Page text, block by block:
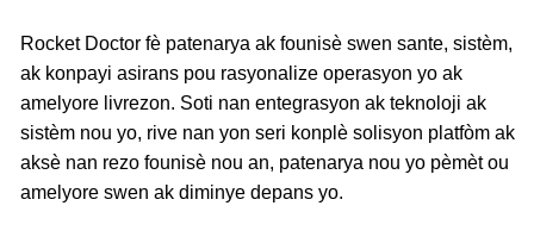
Rocket Doctor fè patenarya ak founisè swen sante, sistèm,
ak konpayi asirans pou rasyonalize operasyon yo ak
amelyore livrezon. Soti nan entegrasyon ak teknoloji ak
sistèm nou yo, rive nan yon seri konplè solisyon platfòm ak
aksè nan rezo founisè nou an, patenarya nou yo pèmèt ou
amelyore swen ak diminye depans yo.